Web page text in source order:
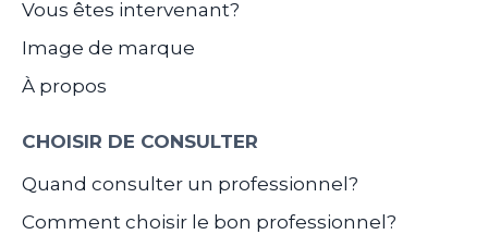
Vous êtes intervenant?
Image de marque
À propos
CHOISIR DE CONSULTER
Quand consulter un professionnel?
Comment choisir le bon professionnel?